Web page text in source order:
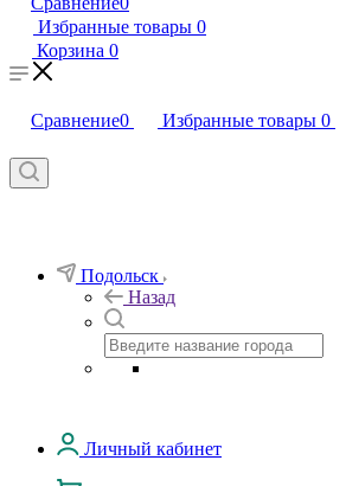
Избранные товары 0
Корзина 0
Сравнение0 Избранные товары 0
Подольск
Назад
Личный кабинет